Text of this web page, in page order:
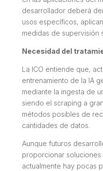
desarrollador deberá
usos específicos,
medidas de supervisión
Necesidad del
La ICO entiende que,
entrenamiento de la IA
mediante la ingesta de
siendo el scraping a
métodos posibles de
cantidades de datos.
Aunque futuros
proporcionar
actualmente hay pocas